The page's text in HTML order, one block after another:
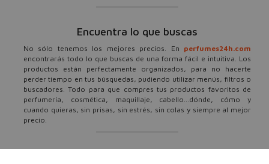
Encuentra lo que buscas
No sólo tenemos los mejores precios. En perfumes24h.com
encontrarás todo lo que buscas de una forma fácil e intuitiva. Los
productos están perfectamente organizados, para no hacerte
perder tiempo en tus búsquedas, pudiendo utilizar menús, filtros o
buscadores. Todo para que compres tus productos favoritos de
perfumería, cosmética, maquillaje, cabello...dónde, cómo y
cuando quieras, sin prisas, sin estrés, sin colas y siempre al mejor
precio.